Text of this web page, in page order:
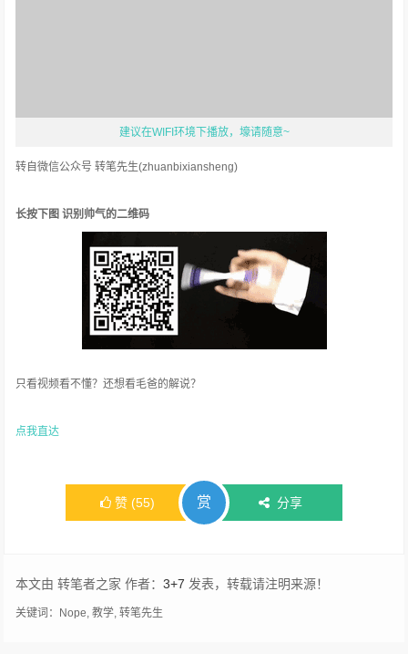
建议在WIFI环境下播放，壕请随意~
转自微信公众号 转笔先生(zhuanbixiansheng)
长按下图 识别帅气的二维码
只看视频看不懂？还想看毛爸的解说？
点我直达
赞 (55) 赏 分享
本文由 转笔者之家 作者：3+7 发表，转载请注明来源！
关键词： Nope,教学,转笔先生